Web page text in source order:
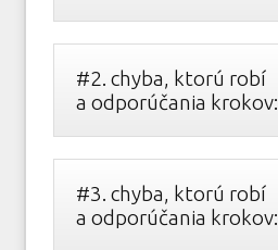
#2. chyba, ktorú robí
a odporúčania krokov:
#3. chyba, ktorú robí
a odporúčania krokov: